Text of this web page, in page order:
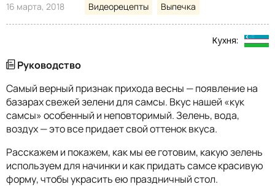
16 марта, 2018 Видеорецепты Выпечка
Кухня:
Руководство
Самый верный признак прихода весны — появление на
базарах свежей зелени для самсы. Вкус нашей «кук
самсы» особенный и неповторимый. Зелень, вода,
воздух — это все придает свой оттенок вкуса.
Расскажем и покажем, как мы ее готовим, какую зелень
используем для начинки и как придать самсе красивую
форму, чтобы украсить ею праздничный стол.